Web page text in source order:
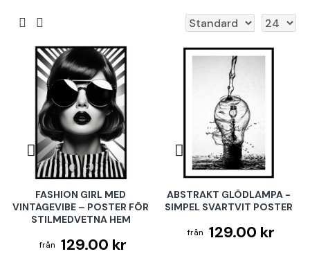
FASHION GIRL MED
VINTAGEVIBE – POSTER FÖR
STILMEDVETNA HEM
129.00 kr
ABSTRAKT GLÖDLAMPA -
SIMPEL SVARTVIT POSTER
129.00 kr